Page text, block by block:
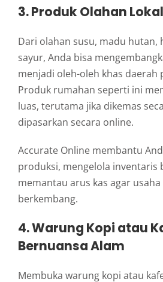
3. Produk Olahan Lokal
Dari olahan susu, madu hutan,
sayur, Anda bisa
menjadi oleh-oleh khas daerah
Produk rumahan seperti ini
luas, terutama jika dikemas
dipasarkan secara online.
Accurate Online membantu
produksi, mengelola inventaris
memantau arus kas agar
berkembang.
4. Warung Kopi atau
Bernuansa Alam
Membuka warung kopi atau